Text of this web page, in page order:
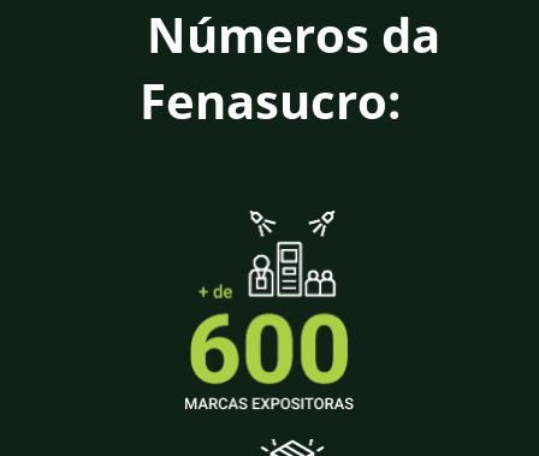
Números da
Fenasucro: